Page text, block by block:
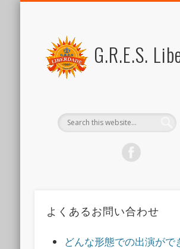
G.R.E.S.
よくあるお問い合わせ
どんな形態での出演がで